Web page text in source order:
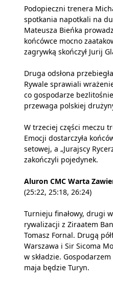
Podopieczni trenera
spotkania napotkali na
Mateusza Bieńka
końcówce mocno
zagrywką skończył Jurij
Druga odsłona
Rywale sprawiali
co gospodarze
przewaga polskiej
W trzeciej części meczu
Emocji dostarczyła
setowej, a „Jurajscy
zakończyli pojedynek.
Aluron CMC Warta
(25:22, 25:18, 26:24)
Turnieju finałowy, drugi
rywalizacji z Ziraatem
Tomasz Fornal. Drugą
Warszawa i Sir Sicoma
w składzie.
maja będzie Turyn.